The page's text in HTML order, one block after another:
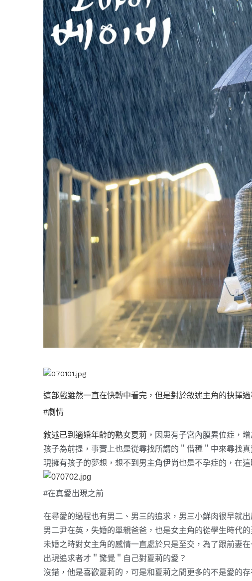
這部戲雖然一直在快轉中看完，但是對於敘述主角的抉擇
#劇情
敘述已到適婚年齡的熟女夏莉， 因患有子宮內膜異位症，
孩子為前提，事實上也是從尋找所謂的＂借種＂中來尋找
現擁有孩子的夢想，想不到男主角伊尚也是不孕症的，在這
#在真愛出現之前
在尋愛的過程也有男二、男三的追求，男三小鮮肉很早就
男二尹在英，失婚的單親爸爸，也是女主角的從學生時代
未婚之時對女主角的感情一直處於只是至交，為了跟前妻
出現追求者才＂驚覺＂自己對夏莉的愛？
沒錯，他是喜歡夏莉的，可是和夏莉之間更多的不是愛的